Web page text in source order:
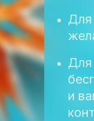
Для
Для
и